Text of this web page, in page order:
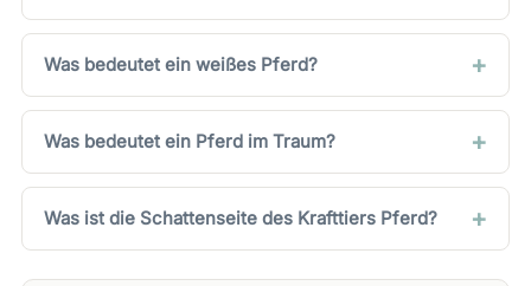
Was bedeutet ein weißes Pferd?
Was bedeutet ein Pferd im Traum?
Was ist die Schattenseite des Krafttiers Pferd?